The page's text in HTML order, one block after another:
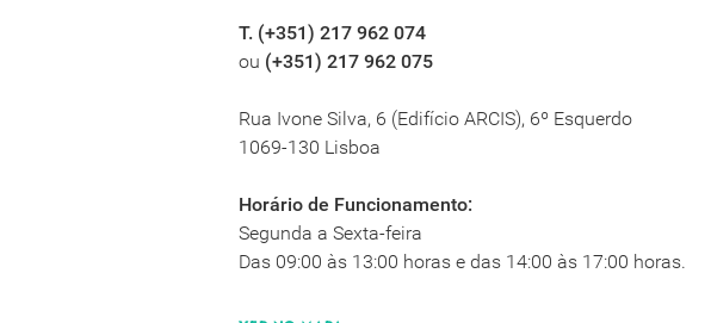
T. (+351) 217 962 074
ou (+351) 217 962 075
Rua Ivone Silva, 6 (Edifício ARCIS), 6º Esquerdo
1069-130 Lisboa
Horário de Funcionamento:
Segunda a Sexta-feira
Das 09:00 às 13:00 horas e das 14:00 às 17:00 horas.